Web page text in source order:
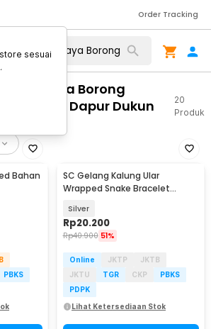
Order Tracking
Biaya Borong
Geser Dapur Dukun
20
Produk
Bahan
PBKS
SC Gelang Kalung Ular
Wrapped Snake Bracelet
SC181
Silver
Rp20.200
Rp40.900 51%
Online JKTP
JKTB
JKTU
TGR CKP
PBKS
PDPK
Lihat Ketersediaan Stok
sesuai